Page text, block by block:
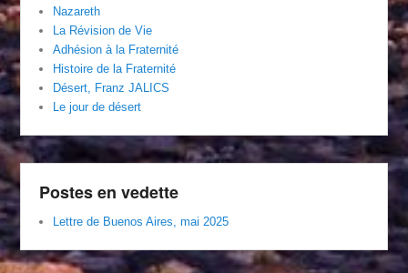
Nazareth
La Révision de Vie
Adhésion à la Fraternité
Histoire de la Fraternité
Désert, Franz JALICS
Le jour de désert
Postes en vedette
Lettre de Buenos Aires, mai 2025